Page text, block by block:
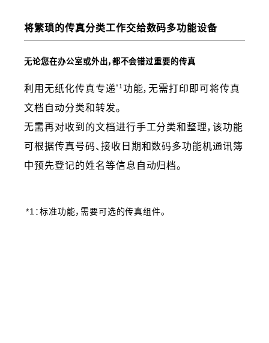
将繁琐的传真分类工作交给数码多功能设备
无论您在办公室或外出，都不会错过重要的传真
利用无纸化传真专递*1 功能，无需打印即可将传真
文档自动分类和转发。
无需再对收到的文档进行手工分类和整理，该功能
可根据传真号码、接收日期和数码多功能机通讯簿
中预先登记的姓名等信息自动归档。
*1：标准功能，需要可选的传真组件。